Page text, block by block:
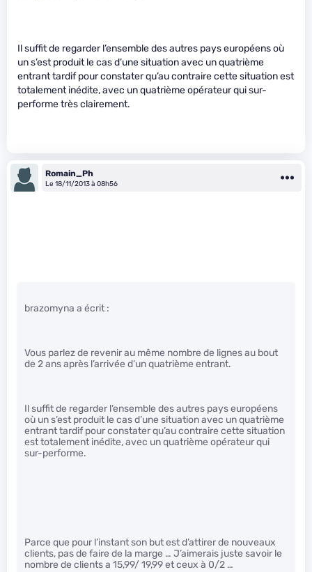
Il suffit de regarder l’ensemble des autres pays européens où
un s’est produit le cas d’une situation avec un quatrième
entrant tardif pour constater qu’au contraire cette situation est
totalement inédite, avec un quatrième opérateur qui sur-
performe très clairement.
Romain_Ph
Le 18/11/2013 à 08h56
brazomyna a écrit :
Vous parlez de revenir au même nombre de lignes au bout
de 2 ans après l’arrivée d’un quatrième entrant.
Il suffit de regarder l’ensemble des autres pays européens
où un s’est produit le cas d’une situation avec un quatrième
entrant tardif pour constater qu’au contraire cette situation
est totalement inédite, avec un quatrième opérateur qui
sur-performe.
Parce que pour l’instant son but est d’attirer de nouveaux
clients, pas de faire de la marge … J’aimerais juste savoir le
nombre de clients a 15,99/ 19,99 et ceux à 0/2 …